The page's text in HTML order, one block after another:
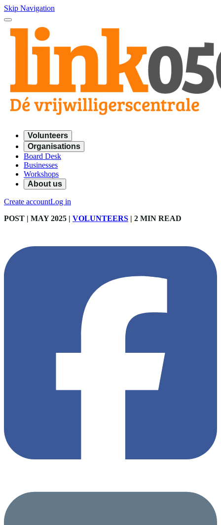
Skip Navigation
Volunteers
Organisations
Board Desk
Businesses
Workshops
About us
Create accountLog in
POST | MAY 2025 | VOLUNTEERS | 2 MIN READ